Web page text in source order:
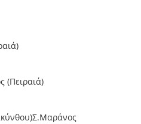
(Πειραιά)